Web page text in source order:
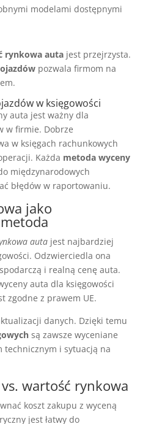
modelami dostępnymi
rynkowa autajest przejrzysta.
pozwala firmom na
w księgowości
auta jest ważny dla
w firmie. Dobrze
w księgach rachunkowych
Każda metoda wyceny
międzynarodowych
błędów w raportowaniu.
jako
autajest najbardziej
Odzwierciedla ona
i realną cenę auta.
auta dla księgowości
zgodne z prawem UE.
danych. Dzięki temu
są zawsze wyceniane
technicznym i sytuacją na
wartość rynkowa
koszt zakupu z wyceną
jest łatwy do